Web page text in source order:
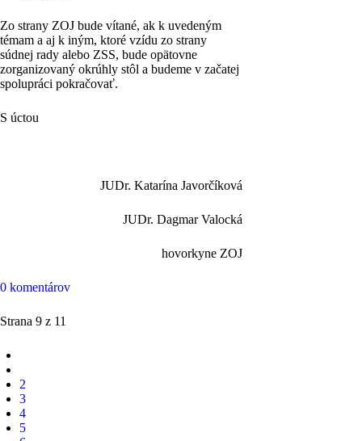
Zo strany ZOJ bude vítané, ak k uvedeným
témam a aj k iným, ktoré vzídu zo strany
súdnej rady alebo ZSS, bude opätovne
zorganizovaný okrúhly stôl a budeme v začatej
spolupráci pokračovať.
S úctou
JUDr. Katarína Javorčíková
JUDr. Dagmar Valocká
hovorkyne ZOJ
0 komentárov
Strana 9 z 11
2
3
4
5